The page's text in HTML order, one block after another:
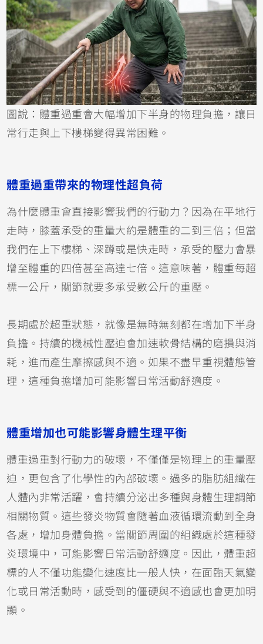
圖說：體重過重會大幅增加下半身的物理負擔，讓日
常行走與上下樓梯變得異常困難。
體重過重帶來的物理性超負荷
為什麼體重會直接影響我們的行動力？因為在平地行
走時，膝蓋承受的重量大約是體重的二到三倍；但當
我們在上下樓梯、深蹲或是快走時，承受的壓力會暴
增至體重的四倍甚至高達七倍。這意味著，體重每超
標一公斤，關節就要多承受數公斤的重壓。
長期處於超重狀態，就像是無時無刻都在增加下半身
負擔。持續的機械性壓迫會加速軟骨結構的磨損與消
耗，進而產生摩擦感與不適。如果不盡早重視體態管
理，這種負擔增加可能影響日常活動舒適度。
體重增加也可能影響身體生理平衡
體重過重對行動力的破壞，不僅僅是物理上的重量壓
迫，更包含了化學性的內部破壞。過多的脂肪組織在
人體內非常活躍，會持續分泌出多種與身體生理調節
相關物質。這些發炎物質會隨著血液循環流動到全身
各處，增加身體負擔。當關節周圍的組織處於這種發
炎環境中，可能影響日常活動舒適度。因此，體重超
標的人不僅功能變化速度比一般人快，在面臨天氣變
化或日常活動時，感受到的僵硬與不適感也會更加明
顯。